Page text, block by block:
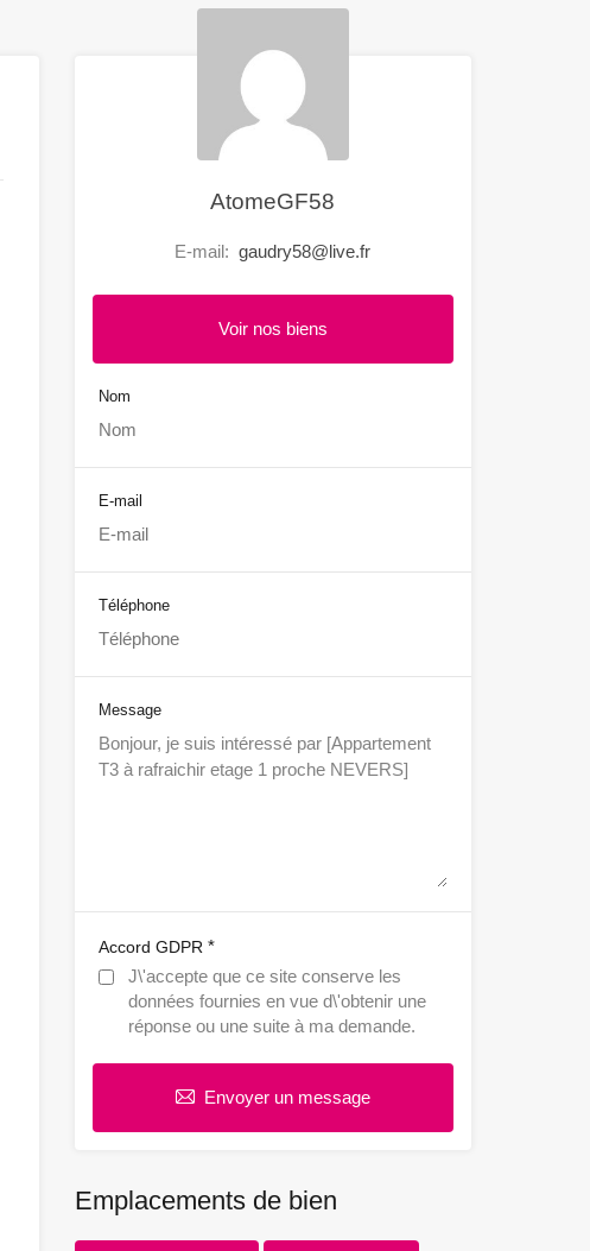
AtomeGF58
E-mail: gaudry58@live.fr
Voir nos biens
Nom
E-mail
Téléphone
Message
Accord GDPR *
J\'accepte que ce site conserve les
données fournies en vue d\'obtenir une
réponse ou une suite à ma demande.
Envoyer un message
Emplacements de bien